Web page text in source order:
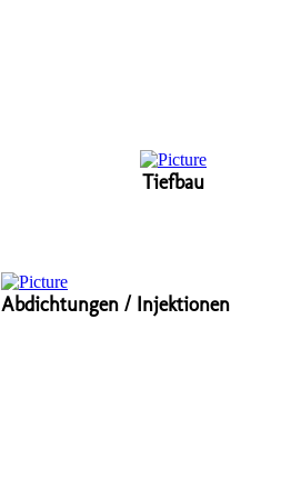
Tiefbau
Abdichtungen / Injektionen